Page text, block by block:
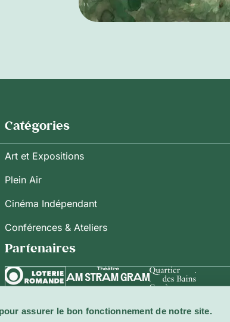
assurer le bon fonctionnement de notre site.
Catégories
Art et Expositions
Plein Air
Cinéma Indépendant
Conférences & Ateliers
Partenaires